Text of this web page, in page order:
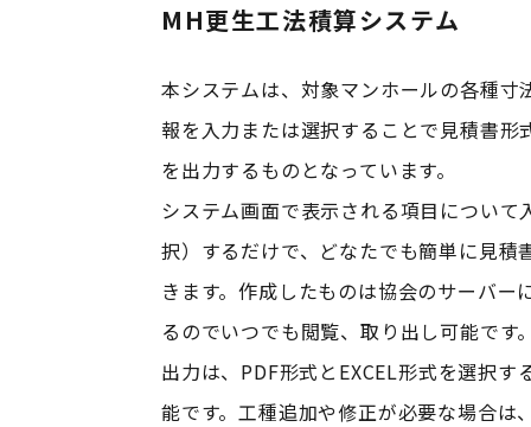
MH更生工法積算システム
本システムは、対象マンホールの各種寸
報を入力または選択することで見積書形
を出力するものとなっています。
システム画面で表示される項目について
択）するだけで、どなたでも簡単に見積
きます。作成したものは協会のサーバー
るのでいつでも閲覧、取り出し可能です
出力は、PDF形式とEXCEL形式を選択す
能です。工種追加や修正が必要な場合は